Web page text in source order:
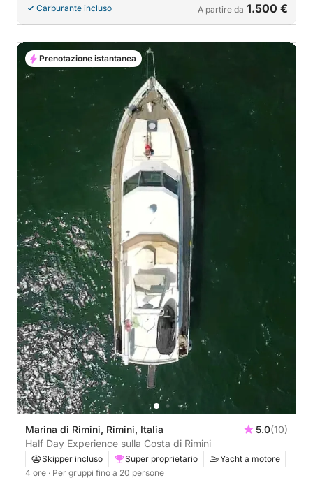
Carburante incluso A partire da 1.500 €
Marina di Rimini, Rimini, Italia 5.0(10)
Half Day Experience sulla Costa di Rimini
Skipper incluso Super proprietario
Yacht a motore
4 ore · Per gruppi fino a 20 persone
Prenotazione istantanea